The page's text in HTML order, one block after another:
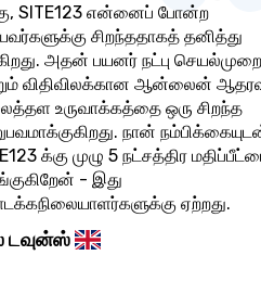
SITE123 என்னைப் போன்ற
சிறந்ததாகத் தனித்து
அதன் பயனர் நட்பு செயல்முறை
விதிவிலக்கான ஆன்லைன்
உருவாக்கத்தை ஒரு சிறந்த
நான்
க்கு முழு 5 நட்சத்திர
- இது
ஏற்றது.
டவுன்ஸ்